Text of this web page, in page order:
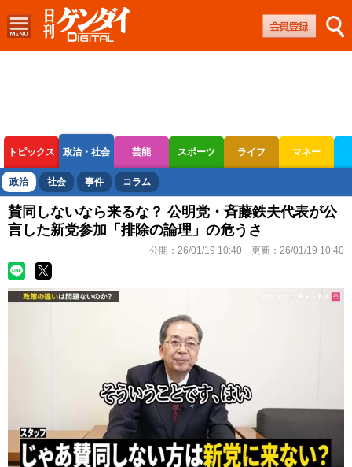
トピックス 政治・社会 芸能 スポーツ ライフ マネー
ボートレース 競輪 オートレース
政治 社会 事件 コラム
賛同しないなら来るな？ 公明党・斉藤鉄夫代表が公
言した新党参加「排除の論理」の危うさ
公開： 26/01/19 10:40 更新： 26/01/19 10:40